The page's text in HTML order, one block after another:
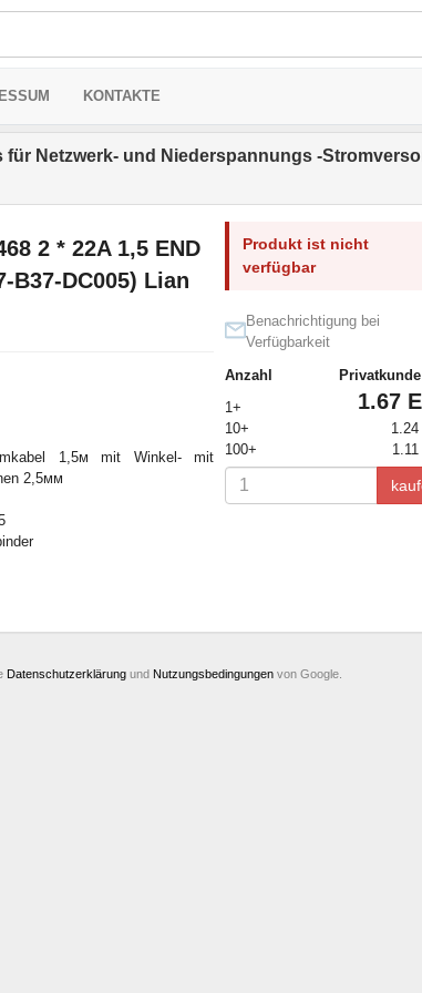
KONTAKTE
für Netzwerk- und Niederspannungs -
2 * 22A 1,5 END
B37-DC005) Lian
1,5м mit Winkel- mit
2,5мм
Produkt ist nicht
verfügbar
Benachrichtigung bei
Verfügbarkeit
Anzahl
Privatkunde
1+
1.67
10+
100+
Datenschutzerklärung und Nutzungsbedingungen von Google.